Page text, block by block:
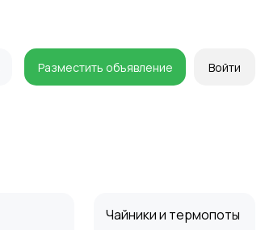
Разместить объявление Войти
Чайники и термопоты